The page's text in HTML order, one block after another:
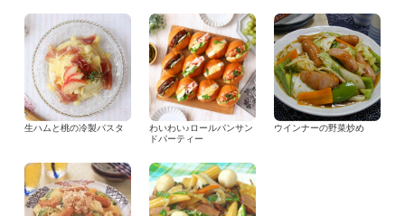
生ハムと桃の冷製パスタ
わいわい♪ロールパンサン
ドパーティー
ウインナーの野菜炒め